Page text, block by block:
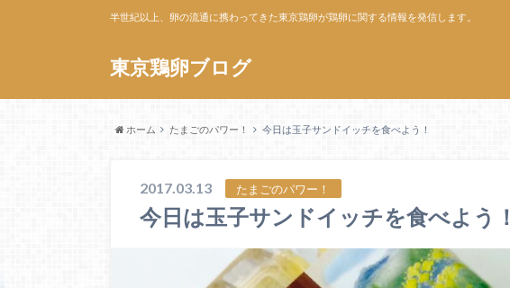
東京鶏卵ブログ
半世紀以上、卵の流通に携わってきた東京鶏卵が鶏卵に関する情報を発信します。
ホーム たまごのパワー！ 今日は玉子サンドイッチを食べよう！
2017.03.13 たまごのパワー！
今日は玉子サンドイッチを食べよう！